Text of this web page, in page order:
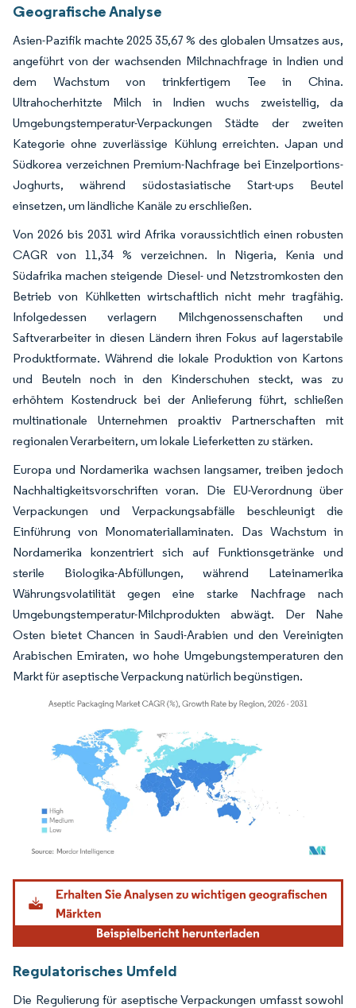
Geografische Analyse
Asien-Pazifik machte 2025 35,67 % des globalen Umsatzes aus,
angeführt von der wachsenden Milchnachfrage in Indien und
dem Wachstum von trinkfertigem Tee in China.
Ultrahocherhitzte Milch in Indien wuchs zweistellig, da
Umgebungstemperatur-Verpackungen Städte der zweiten
Kategorie ohne zuverlässige Kühlung erreichten. Japan und
Südkorea verzeichnen Premium-Nachfrage bei Einzelportions-
Joghurts, während südostasiatische Start-ups Beutel
einsetzen, um ländliche Kanäle zu erschließen.
Von 2026 bis 2031 wird Afrika voraussichtlich einen robusten
CAGR von 11,34 % verzeichnen. In Nigeria, Kenia und
Südafrika machen steigende Diesel- und Netzstromkosten den
Betrieb von Kühlketten wirtschaftlich nicht mehr tragfähig.
Infolgedessen verlagern Milchgenossenschaften und
Saftverarbeiter in diesen Ländern ihren Fokus auf lagerstabile
Produktformate. Während die lokale Produktion von Kartons
und Beuteln noch in den Kinderschuhen steckt, was zu
erhöhtem Kostendruck bei der Anlieferung führt, schließen
multinationale Unternehmen proaktiv Partnerschaften mit
regionalen Verarbeitern, um lokale Lieferketten zu stärken.
Europa und Nordamerika wachsen langsamer, treiben jedoch
Nachhaltigkeitsvorschriften voran. Die EU-Verordnung über
Verpackungen und Verpackungsabfälle beschleunigt die
Einführung von Monomateriallaminaten. Das Wachstum in
Nordamerika konzentriert sich auf Funktionsgetränke und
sterile Biologika-Abfüllungen, während Lateinamerika
Währungsvolatilität gegen eine starke Nachfrage nach
Umgebungstemperatur-Milchprodukten abwägt. Der Nahe
Osten bietet Chancen in Saudi-Arabien und den Vereinigten
Arabischen Emiraten, wo hohe Umgebungstemperaturen den
Markt für aseptische Verpackung natürlich begünstigen.
Bild © Mordor Intelligence. Wiederverwendung erfordert Namensnennung gemäß
Regulatorisches Umfeld
Die Regulierung für aseptische Verpackungen umfasst sowohl